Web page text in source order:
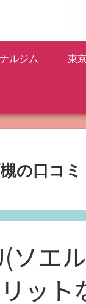
ルジム 東
槻の口コ